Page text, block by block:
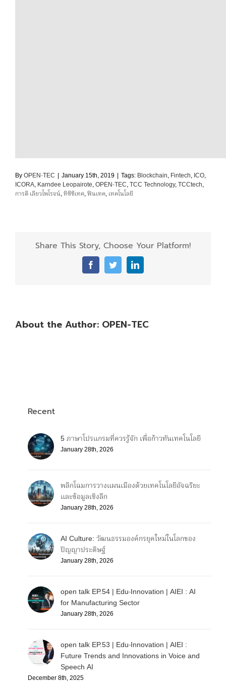
ByOPEN-TEC | January 15th, 2019 | Tags: Blockchain, Fintech, ICO,
ICORA, Karndee Leopairote,OPEN-TEC,TCC Technology,TCCtech,
การดี เลียวไพโรจน์,ทีซีซีเทค,ฟินเทค, เทคโนโลยี
Share This Story, Choose Your Platform!
FacebookTwitterLinkedIn
About the Author: OPEN-TEC
Recent
5 ภาษาโปรแกรมที่ควรรู้จัก เพื่อก้าวทันเทคโนโลยี
January 28th, 2026
พลิกโฉมการวางแผนเมืองด้วยเทคโนโลยีอัจฉริยะ
และข้อมูลเชิงลึก
January 28th, 2026
AI Culture: วัฒนธรรมองค์กรยุคใหม่ในโลกของ
ปัญญาประดิษฐ์
January 28th, 2026
open talk EP.54 | Edu-Innovation | AIEI : AI
for Manufacturing Sector
January 28th, 2026
open talk EP.53 | Edu-Innovation | AIEI :
Future Trends and Innovations in Voice and
Speech AI
December 8th, 2025